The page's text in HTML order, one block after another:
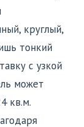
круглый,
тонкий
с узкой
может
кв.м.